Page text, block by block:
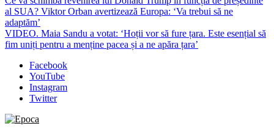
al SUA? Viktor Orban avertizează Europa: ‘Va trebui să ne
adaptăm’
VIDEO. Maia Sandu a votat: ‘Hoții vor să fure țara. Este esențial să
fim uniți pentru a menține pacea și a ne apăra țara’
Facebook
YouTube
Instagram
Twitter